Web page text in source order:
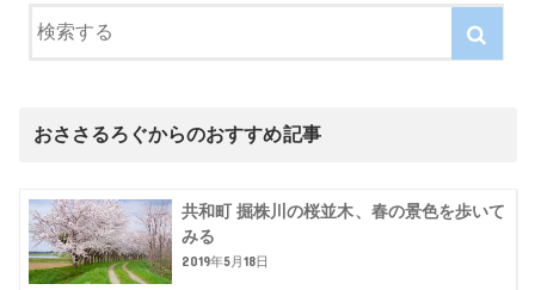
おささるろぐからのおすすめ記事
共和町 掘株川の桜並木、春の景色を歩いて
みる
2019年5月18日